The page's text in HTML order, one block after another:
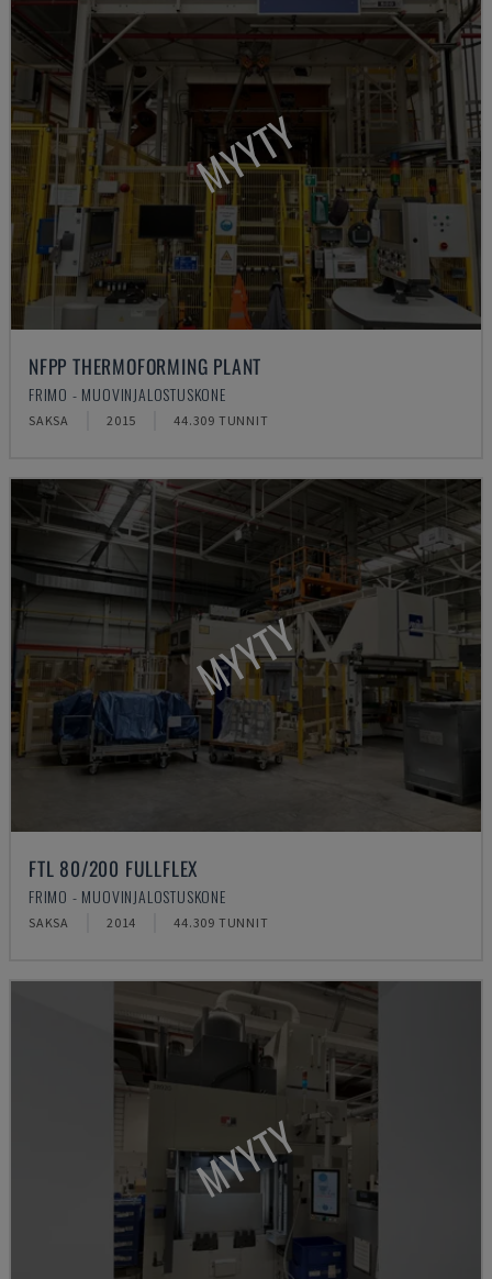
MYYTY
NFPP THERMOFORMING PLANT
FRIMO - MUOVINJALOSTUSKONE
SAKSA 2015 44.309 TUNNIT
MYYTY
FTL 80/200 FULLFLEX
FRIMO - MUOVINJALOSTUSKONE
SAKSA 2014 44.309 TUNNIT
MYYTY